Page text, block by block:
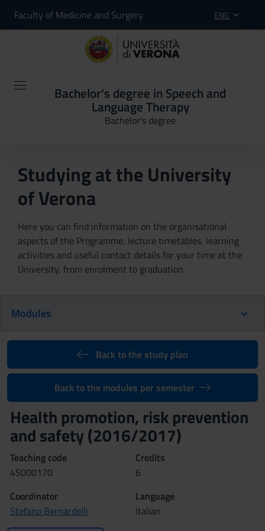
Faculty of Medicine and Surgery ENG
Bachelor's degree in Speech and
Language Therapy
Bachelor's degree
Studying at the University
of Verona
Here you can find information on the organisational
aspects of the Programme, lecture timetables, learning
activities and useful contact details for your time at the
University, from enrolment to graduation.
Modules
Back to the study plan
Back to the modules per semester
Health promotion, risk prevention
and safety (2016/2017)
Teaching code
4S000170
Credits
6
Coordinator
Stefano Bernardelli
Language
Italian